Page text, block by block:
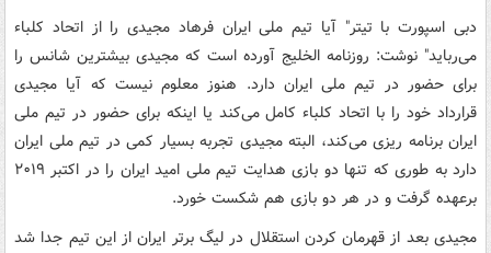
دبی اسپورت با تیتر" آیا تیم ملی ایران فرهاد مجیدی را از اتحاد کلباء
می‌رباید" نوشت: روزنامه الخلیج آورده است که مجیدی بیشترین شانس را
برای حضور در تیم ملی ایران دارد. هنوز معلوم نیست که آیا مجیدی
قرارداد خود را با اتحاد کلباء کامل می‌کند یا اینکه برای حضور در تیم ملی
ایران برنامه ریزی می‌کند، البته مجیدی تجربه بسیار کمی در تیم ملی ایران
دارد به طوری که تنها دو بازی هدایت تیم ملی امید ایران را در اکتبر ۲۰۱۹
برعهده گرفت و در هر دو بازی هم شکست خورد.
مجیدی بعد از قهرمان کردن استقلال در لیگ برتر ایران از این تیم جدا شد